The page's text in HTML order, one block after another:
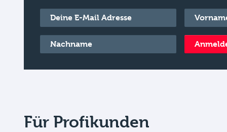
E-Mail* Vorname*
Nachname*
Für Profikunden